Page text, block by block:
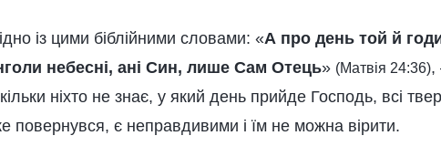
із цими біблійними словами: «А про день той й
небесні, ані Син, лише Сам Отець» (Матвія 24:36),
ніхто не знає, у який день прийде Господь, всі
повернувся, є неправдивими і їм не можна вірити.